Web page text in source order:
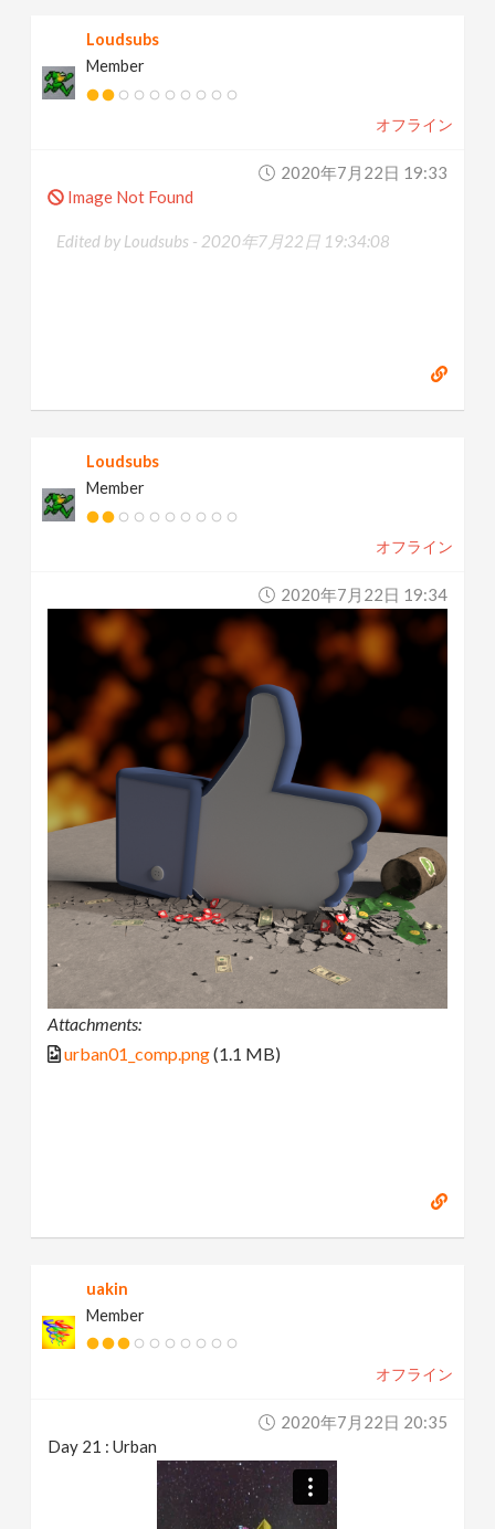
Loudsubs
Member
オフライン
2020年7月22日 19:33
Image Not Found
Edited by Loudsubs - 2020年7月22日 19:34:08
Loudsubs
Member
オフライン
2020年7月22日 19:34
Attachments:
urban01_comp.png(1.1 MB)
uakin
Member
オフライン
2020年7月22日 20:35
Day 21 : Urban